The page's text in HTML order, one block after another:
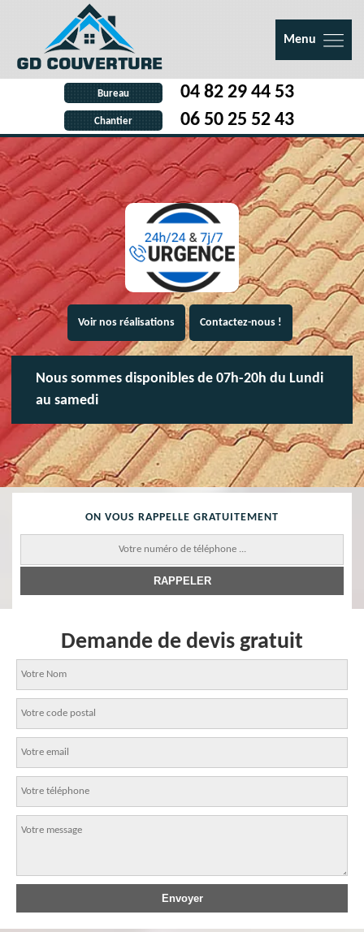
Menu
Bureau 04 82 29 44 53
Chantier 06 50 25 52 43
Voir nos réalisations Contactez-nous !
Nous sommes disponibles de 07h-20h du Lundi
au samedi
ON VOUS RAPPELLE GRATUITEMENT
Demande de devis gratuit